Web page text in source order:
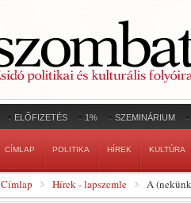
ELŐFIZETÉS 1% SZEMINÁRIUM
CÍMLAP POLITIKA HÍREK KULTÚRA
Címlap Hírek - lapszemle A